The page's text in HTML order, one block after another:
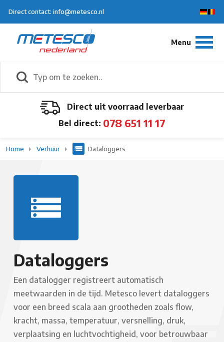
Direct contact: info@metesco.nl
Direct uit voorraad leverbaar
Bel direct: 078 651 11 17
Home Verhuur Dataloggers
Dataloggers
Een datalogger registreert automatisch
meetwaarden in de tijd. Metesco levert dataloggers
voor een breed scala aan grootheden zoals flow,
kracht, massa, temperatuur, versnelling, druk,
verplaatsing en luchtvochtigheid, voor betrouwbaar